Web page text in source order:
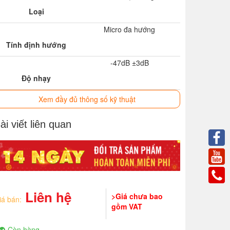
Loại
Tính định hướng
Micro đa hướng
Độ nhạy
-47dB ±3dB
Đáp tuyến tần số
60～14000Hz
Trở kháng Output
DC9V
Xem đầy đủ thông số kỹ thuật
viết liên quan
bán: Liên hệ
>Giá chưa bao
gồm VAT